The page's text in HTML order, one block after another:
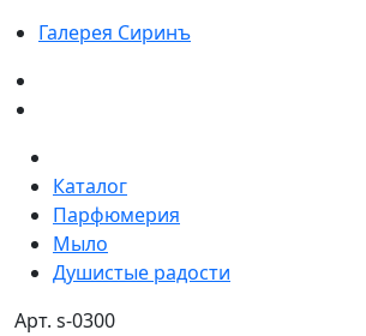
Галерея Сиринъ
Каталог
Парфюмерия
Мыло
Душистые радости
Арт. s-0300